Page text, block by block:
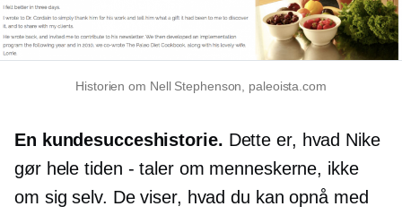
Historien om Nell Stephenson, paleoista.com
En kundesucceshistorie. Dette er, hvad Nike
gør hele tiden - taler om menneskerne, ikke
om sig selv. De viser, hvad du kan opnå med